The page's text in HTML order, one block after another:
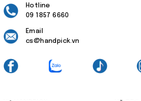
Hotline
09 1857 6660
Email
cs@handpick.vn